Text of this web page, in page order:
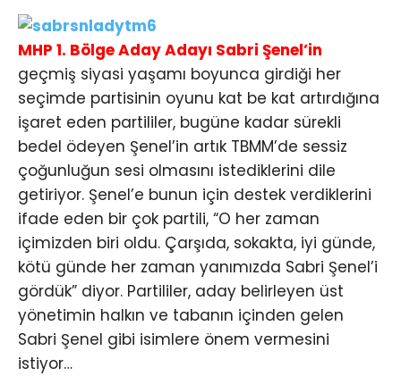
MHP 1. Bölge Aday Adayı Sabri Şenel’in
geçmiş siyasi yaşamı boyunca girdiği her
seçimde partisinin oyunu kat be kat artırdığına
işaret eden partililer, bugüne kadar sürekli
bedel ödeyen Şenel’in artık TBMM’de sessiz
çoğunluğun sesi olmasını istediklerini dile
getiriyor. Şenel’e bunun için destek verdiklerini
ifade eden bir çok partili, “O her zaman
içimizden biri oldu. Çarşıda, sokakta, iyi günde,
kötü günde her zaman yanımızda Sabri Şenel’i
gördük” diyor. Partililer, aday belirleyen üst
yönetimin halkın ve tabanın içinden gelen
Sabri Şenel gibi isimlere önem vermesini
istiyor…